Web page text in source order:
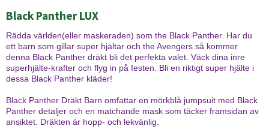
Black Panther LUX
Rädda världen(eller maskeraden) som the Black Panther. Har du
ett barn som gillar super hjältar och the Avengers så kommer
denna Black Panther dräkt bli det perfekta valet. Väck dina inre
superhjälte-krafter och flyg in på festen. Bli en riktigt super hjälte i
dessa Black Panther kläder!
Black Panther Dräkt Barn omfattar en mörkblå jumpsuit med Black
Panther detaljer och en matchande mask som täcker framsidan av
ansiktet. Dräkten är hopp- och lekvänlig.